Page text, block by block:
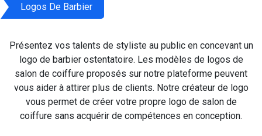
Logos De Barbier
Présentez vos talents de styliste au public en concevant un
logo de barbier ostentatoire. Les modèles de logos de
salon de coiffure proposés sur notre plateforme peuvent
vous aider à attirer plus de clients. Notre créateur de logo
vous permet de créer votre propre logo de salon de
coiffure sans acquérir de compétences en conception.